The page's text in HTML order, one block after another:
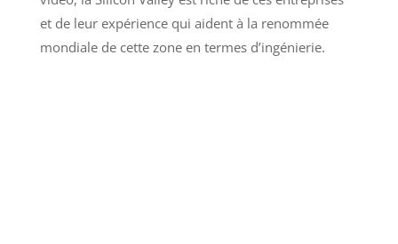
et de leur expérience qui aident à la renommée
mondiale de cette zone en termes d’ingénierie.